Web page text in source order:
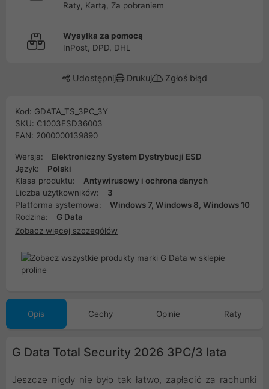
Raty, Kartą, Za pobraniem
Wysyłka za pomocą
InPost, DPD, DHL
Udostępnij Drukuj Zgłoś błąd
Kod: GDATA_TS_3PC_3Y
SKU: C1003ESD36003
EAN: 2000000139890
Wersja:
Elektroniczny System Dystrybucji ESD
Język:
Polski
Klasa produktu:
Antywirusowy i ochrona danych
Liczba użytkowników:
3
Platforma systemowa:
Windows 7, Windows 8, Windows 10
Rodzina:
G Data
Zobacz więcej szczegółów
Opis Cechy Opinie Raty
G Data Total Security 2026 3PC/3 lata
Jeszcze nigdy nie było tak łatwo, zapłacić za rachunki